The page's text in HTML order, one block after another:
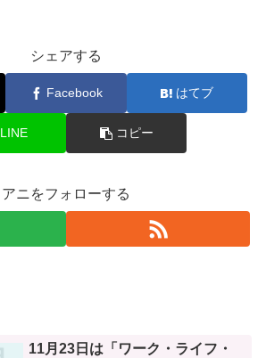
シェアする
Facebook はてブ
LINE コピー
アニをフォローする
11月23日は「ワーク・ライフ・